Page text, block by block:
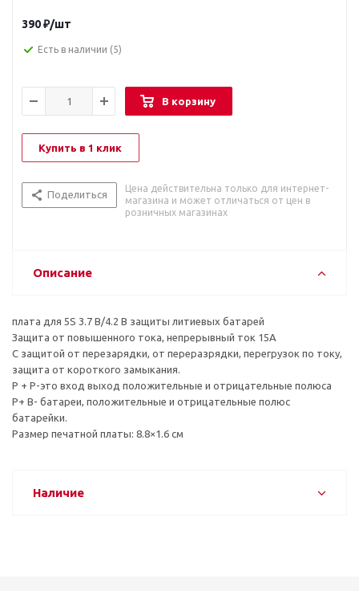
390₽/шт
Есть в наличии (5)
В корзину
Купить в 1 клик
Поделиться
Цена действительна только для интернет-
магазина и может отличаться от цен в
розничных магазинах
Описание
плата для 5S 3.7 В/4.2 В защиты литиевых батарей
Защита от повышенного тока, непрерывный ток 15A
С защитой от перезарядки, от переразрядки, перегрузок по току,
защита от короткого замыкания.
P + P-это вход выход положительные и отрицательные полюса
Р+ B- батареи, положительные и отрицательные полюс
батарейки.
Размер печатной платы: 8.8×1.6 см
Наличие